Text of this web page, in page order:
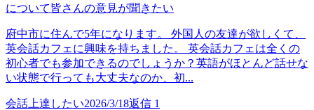
について皆さんの意見が聞きたい
府中市に住んで5年になります。 外国人の友達が欲しくて、
英会話カフェに興味を持ちました。 英会話カフェは全くの
初心者でも参加できるのでしょうか？英語がほとんど話せな
い状態で行っても大丈夫なのか、初...
会話上達したい2026/3/18返信 1